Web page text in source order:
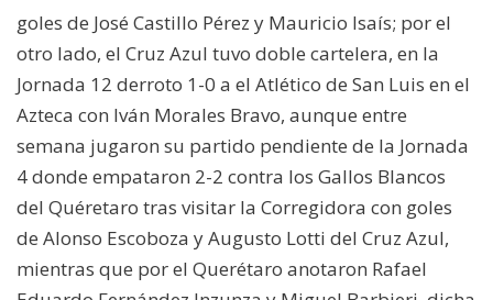
goles de José Castillo Pérez y Mauricio Isaís; por el
otro lado, el Cruz Azul tuvo doble cartelera, en la
Jornada 12 derroto 1-0 a el Atlético de San Luis en el
Azteca con Iván Morales Bravo, aunque entre
semana jugaron su partido pendiente de la Jornada
4 donde empataron 2-2 contra los Gallos Blancos
del Quéretaro tras visitar la Corregidora con goles
de Alonso Escoboza y Augusto Lotti del Cruz Azul,
mientras que por el Querétaro anotaron Rafael